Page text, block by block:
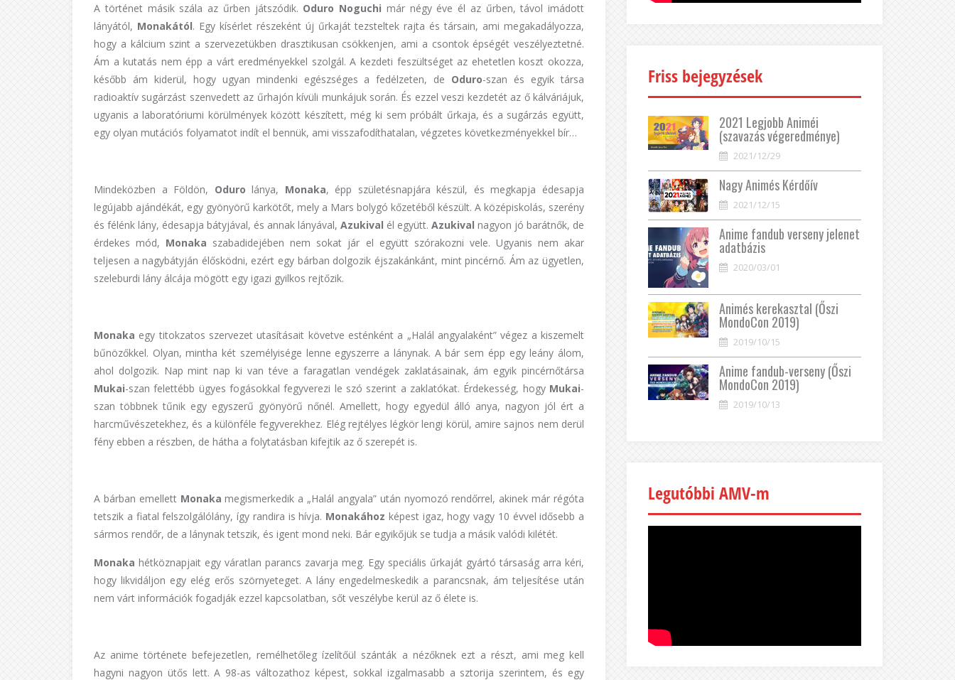
A történet másik szála az űrben játszódik. Oduro Noguchi már négy éve él az űrben, távol imádott
lányától, Monakától. Egy kísérlet részeként új űrkaját tezsteltek rajta és társain, ami megakadályozza,
hogy a kálcium szint a szervezetükben drasztikusan csökkenjen, ami a csontok épségét veszélyeztetné.
Ám a kutatás nem épp a várt eredményekkel szolgál. A kezdeti feszültséget az ehetetlen koszt okozza,
később ám kiderül, hogy ugyan mindenki egészséges a fedélzeten, de Oduro-szan és egyik társa
radioaktív sugárzást szenvedett az űrhajón kívüli munkájuk során. És ezzel veszi kezdetét az ő kálváriájuk,
ugyanis a laboratóriumi körülmények között készített, még ki sem próbált űrkaja, és a sugárzás együtt,
egy olyan mutációs folyamatot indít el bennük, ami visszafodíthatalan, végzetes következményekkel bír…
Mindeközben a Földön, Odurolánya, Monaka, épp születésnapjára készül, és megkapja édesapja
legújabb ajándékát, egy gyönyörű karkötőt, mely a Mars bolygó kőzetéből készült. A középiskolás, szerény
és félénk lány, édesapja bátyjával, és annak lányával, Azukival él együtt. Azukival nagyon jó barátnők, de
érdekes mód, Monaka szabadidejében nem sokat jár el együtt szórakozni vele. Ugyanis nem akar
teljesen a nagybátyján élősködni, ezért egy bárban dolgozik éjszakánkánt, mint pincérnő. Ám az ügyetlen,
szeleburdi lány álcája mögött egy igazi gyilkos rejtőzik.
Monaka egy titokzatos szervezet utasításait követve esténként a „Halál angyalaként” végez a kiszemelt
bűnözőkkel. Olyan, mintha két személyisége lenne egyszerre a lánynak. A bár sem épp egy leány álom,
ahol dolgozik. Nap mint nap ki van téve a faragatlan vendégek zaklatásainak, ám egyik pincérnőtársa
Mukai-szan felettébb ügyes fogásokkal fegyverezi le szó szerint a zaklatókat. Érdekesség, hogy Mukai-
szan többnek tűnik egy egyszerű gyönyörű nőnél. Amellett, hogy egyedül álló anya, nagyon jól ért a
harcművészetekhez, és a különféle fegyverekhez. Elég rejtélyes légkör lengi körül, amire sajnos nem derül
fény ebben a részben, de hátha a folytatásban kifejtik az ő szerepét is.
A bárban emellett Monakamegismerkedik a „Halál angyala” után nyomozó rendőrrel, akinek már régóta
tetszik a fiatal felszolgálólány, így randira is hívja. Monakához képest igaz, hogy vagy 10 évvel idősebb a
sármos rendőr, de a lánynak tetszik, és igent mond neki. Bár egyikőjük se tudja a másik valódi kilétét.
Monaka hétköznapjait egy váratlan parancs zavarja meg. Egy speciális űrkaját gyártó társaság arra kéri,
hogy likvidáljon egy elég erős szörnyeteget. A lány engedelmeskedik a parancsnak, ám teljesítése után
nem várt információk fogadják ezzel kapcsolatban, sőt veszélybe kerül az ő élete is.
Az anime története befejezetlen, remélhetőleg ízelítőül szánták a nézőknek ezt a részt, ami meg kell
hagyni nagyon ütős lett. A 98-as változathoz képest, sokkal izgalmasabb a sztorija szerintem, és egy
Friss bejegyzések
2021 Legjobb Animéi
(szavazás végeredménye)
2021/12/29
Nagy Animés Kérdőív
2021/12/15
Anime fandub verseny jelenet
adatbázis
2020/03/01
Animés kerekasztal (Őszi
MondoCon 2019)
2019/10/15
Anime fandub-verseny (Őszi
MondoCon 2019)
2019/10/13
Legutóbbi AMV-m